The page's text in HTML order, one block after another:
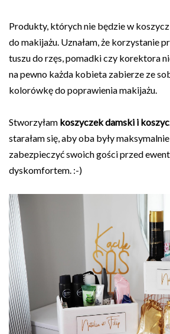
Produkty, których nie będzie w
do makijażu. Uznałam, że korzystanie
tuszu do rzęs, pomadki czy korektora
na pewno każda kobieta zabierze ze
kolorówkę do poprawienia makijażu.
Stworzyłam koszyczek damski i
starałam się, aby oba były
zabezpieczyć swoich gości przed
dyskomfortem. :-)